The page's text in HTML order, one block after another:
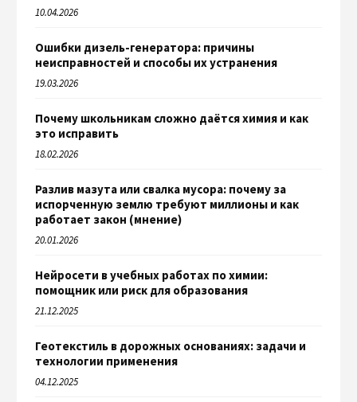
10.04.2026
Ошибки дизель-генератора: причины
неисправностей и способы их устранения
19.03.2026
Почему школьникам сложно даётся химия и как
это исправить
18.02.2026
Разлив мазута или свалка мусора: почему за
испорченную землю требуют миллионы и как
работает закон (мнение)
20.01.2026
Нейросети в учебных работах по химии:
помощник или риск для образования
21.12.2025
Геотекстиль в дорожных основаниях: задачи и
технологии применения
04.12.2025